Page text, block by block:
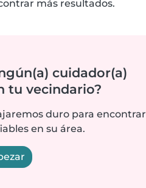
más resultados.
cuidador(a)
tu vecindario?
duro para encontrar
en su área.